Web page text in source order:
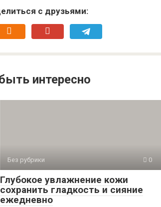
с друзьями:
интересно
Без рубрики 0
Глубокое увлажнение кожи
сохранить гладкость и сияние
ежедневно